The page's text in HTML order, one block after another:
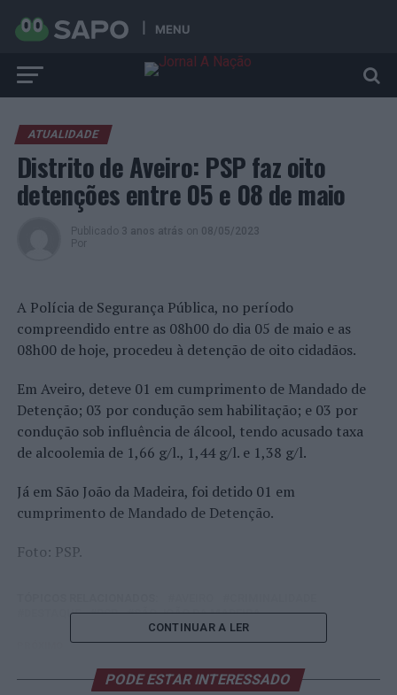
MENU
ATUALIDADE
Distrito de Aveiro: PSP faz oito
detenções entre 05 e 08 de maio
Publicado 3 anos atrás on 08/05/2023
Por
A Polícia de Segurança Pública, no período
compreendido entre as 08h00 do dia 05 de maio e as
08h00 de hoje, procedeu à detenção de oito cidadãos.
Em Aveiro, deteve 01 em cumprimento de Mandado de
Detenção; 03 por condução sem habilitação; e 03 por
condução sob influência de álcool, tendo acusado taxa
de alcoolemia de 1,66 g/l., 1,44 g/l. e 1,38 g/l.
Já em São João da Madeira, foi detido 01 em
cumprimento de Mandado de Detenção.
Foto: PSP.
DESTAQUE
PSP SÃO JOÃO DA MADEIRA
Duas corridas muito disputadas marcam o arranque da
temporada do Iberian Historic Endurance
CONTINUAR A LER
PODE ESTAR INTERESSADO